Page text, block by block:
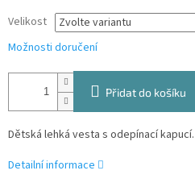
Velikost
Možnosti doručení
Přidat do košíku
Dětská lehká vesta s odepínací kapucí.
Detailní informace